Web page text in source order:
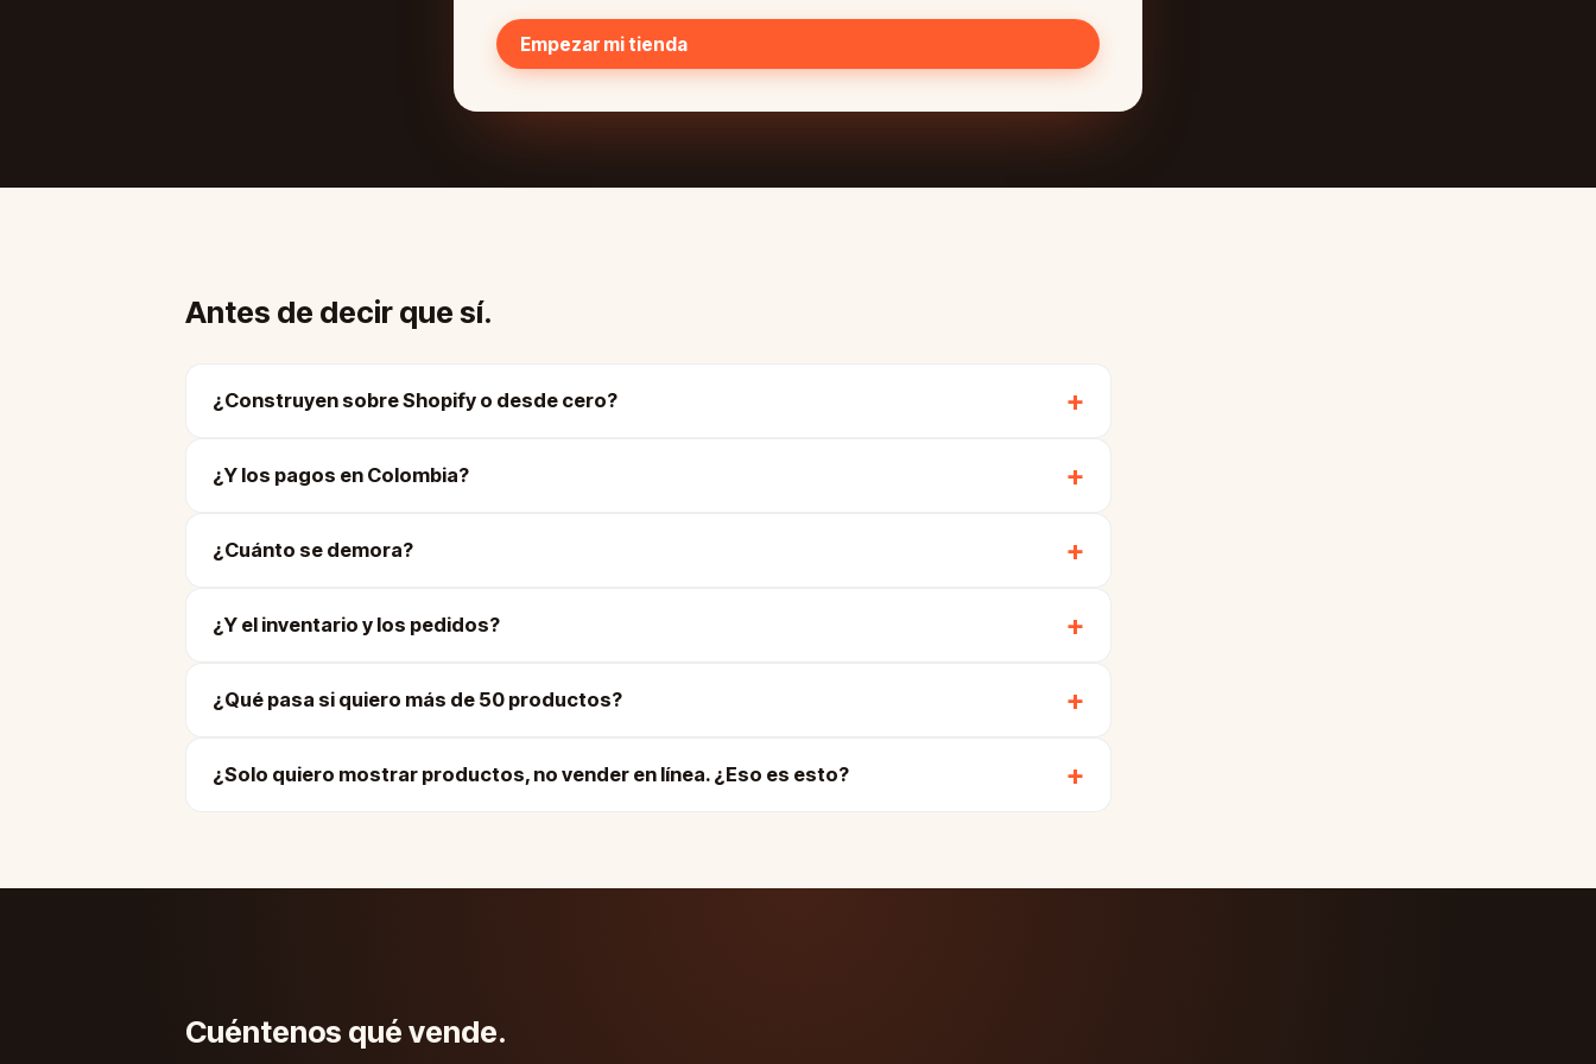
Empezar mi tienda
Antes de decir que sí.
¿Construyen sobre Shopify o desde cero?
¿Y los pagos en Colombia?
¿Cuánto se demora?
¿Y el inventario y los pedidos?
¿Qué pasa si quiero más de 50 productos?
¿Solo quiero mostrar productos, no vender en línea. ¿Eso es esto?
Cuéntenos qué vende.